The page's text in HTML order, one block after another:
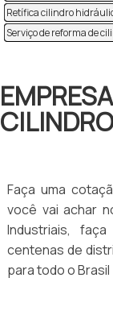
Retífica cilindro
Serviço de reforma de
Faça uma
você vai achar
Industriais,
centenas de
para todo o Brasil